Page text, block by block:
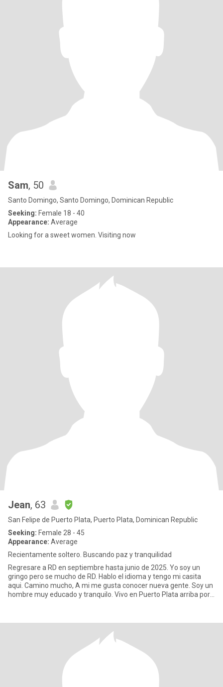
Sam, 50
Santo Domingo, Santo Domingo, Dominican Republic
Seeking: Female 18 - 40
Appearance: Average
Looking for a sweet women. Visiting now
Jean, 63
San Felipe de Puerto Plata, Puerto Plata, Dominican Republic
Seeking: Female 28 - 45
Appearance: Average
Recientamente soltero. Buscando paz y tranquilidad
Regresare a RD en septiembre hasta junio de 2025. Yo soy un
gringo pero se mucho de RD. Hablo el idioma y tengo mi casita
aqui. Camino mucho, A mi me gusta conocer nueva gente. Soy un
hombre muy educado y tranquilo. Vivo en Puerto Plata arriba por